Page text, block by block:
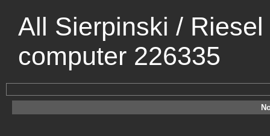
All Sierpinski /
computer 226335